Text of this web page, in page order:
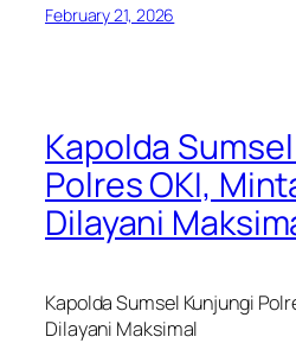
February 21, 2026
Kapolda
Polres OKI,
Dilayani
Kapolda Sumsel Kunjungi
Dilayani Maksimal